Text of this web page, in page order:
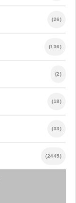
(26)
(136)
(2)
(18)
(33)
(2445)